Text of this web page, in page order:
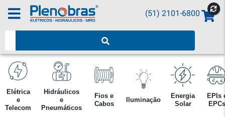
(51) 2101-6800
Elétrica
e
Telecom
Hidráulicos
e
Pneumáticos
Fios e
Cabos
Iluminação
Energia
Solar
EPIs
EPCs